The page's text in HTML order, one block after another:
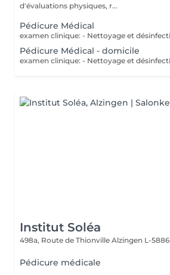
d'évaluations physiques, r...
Pédicure Médical
Pédicure Médical - domicile
Institut Soléa
498a, Route de Thionville Alzingen L-5886
Pédicure médicale